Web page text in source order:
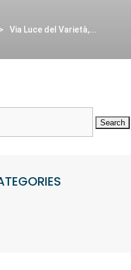
> Via Luce del Varietà,...